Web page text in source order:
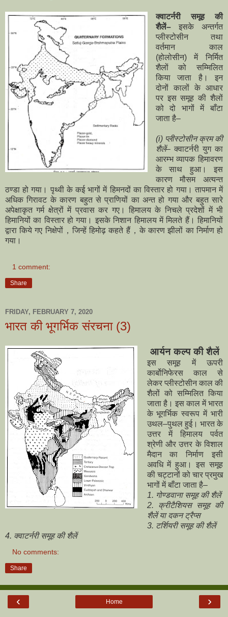
क्वाटर्नरी समूह की
शैलें–इसके अन्तर्गत
प्लीस्टोसीन तथा
वर्तमान काल
(होलोसीन) में निर्मित
शैलों को सम्मिलित
किया जाता है। इन
दोनों कालों के आधार
पर इस समूह की शैलों
को दो भागों में बाँटा
जाता है–
(i) प्लीस्टोसीन क्रम की
शैलें–क्वाटर्नरी युग का
आरम्भ व्यापक हिमावरण
के साथ हुआ। इस
कारण मौसम अत्यन्त
ठण्डा हो गया। पृथ्वी के कई भागों में हिमनदों का विस्तार हो गया। तापमान में
अधिक गिरावट के कारण बहुत से प्राणियों का अन्त हो गया और बहुत सारे
अपेक्षाकृत गर्म क्षेत्रों में प्रवास कर गए। हिमालय के निचले प्रदेशों में भी
हिमानियों का विस्तार हो गया। इसके निशान हिमालय में मिलते हैं। हिमानियों
द्वारा किये गए निक्षेपों，जिन्हें हिमोढ़ कहते हैं，के कारण झीलों का निर्माण हो
गया।
1 comment:
Share
FRIDAY, FEBRUARY 7, 2020
भारत की भूगर्भिक संरचना (3)
आर्यन कल्प की शैलें
इस समूह में ऊपरी
कार्बोनिफेरस काल से
लेकर प्लीस्टोसीन काल की
शैलों को सम्मिलित किया
जाता है। इस काल में भारत
के भूगर्भिक स्वरूप में भारी
उथल–पुथल हुई। भारत के
उत्तर में हिमालय पर्वत
श्रेणी और उत्तर के विशाल
मैदान का निर्माण इसी
अवधि में हुआ। इस समूह
की चट्टानों को चार प्रमुख
भागों में बाँटा जाता है–
1. गोण्डवाना समूह की शैलें
2. क्रीटैशियस समूह की
शैलें या दकन ट्रैप्स
3. टर्शियरी समूह की शैलें
4. क्वाटर्नरी समूह की शैलें
No comments:
Share
‹ ›
Home